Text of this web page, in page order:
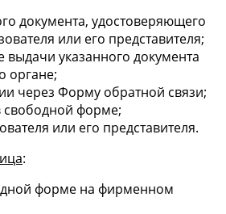
документа, удостоверяющего
или его представителя;
выдачи указанного документа
органе;
через Форму обратной связи;
свободной форме;
или его представителя.
:
форме на фирменном